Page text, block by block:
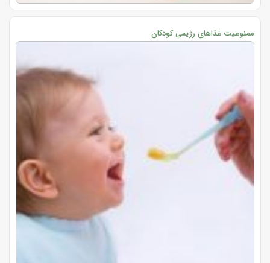
ممنوعیت غذاهای رژیمی کودکان